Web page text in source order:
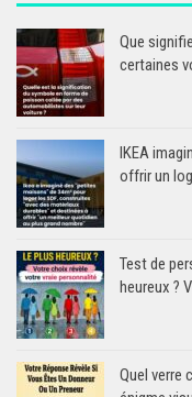
Que
certaines
IKEA
offrir un
Test de
heureux ?
Quel verre